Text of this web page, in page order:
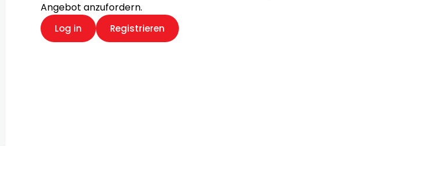
Angebot anzufordern.
Log in Registrieren